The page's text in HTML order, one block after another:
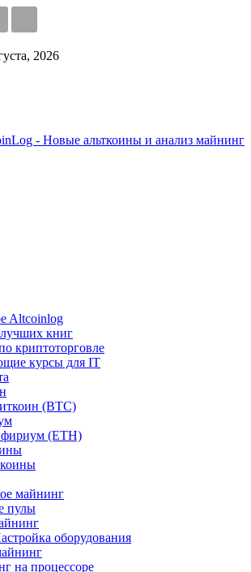
2026
- Новые альткоины и анализ майнинг
Altcoinlog
книг
криптоторговле
курсы для IT
(BTC)
(ETH)
майнинг
пулы
оборудования
на процессоре